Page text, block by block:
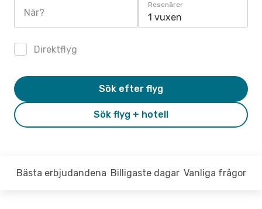
När?
Resenärer
1 vuxen
Direktflyg
Sök flyg + hotell
Sök efter flyg
Bästa erbjudandena Billigaste dagar Vanliga frågor